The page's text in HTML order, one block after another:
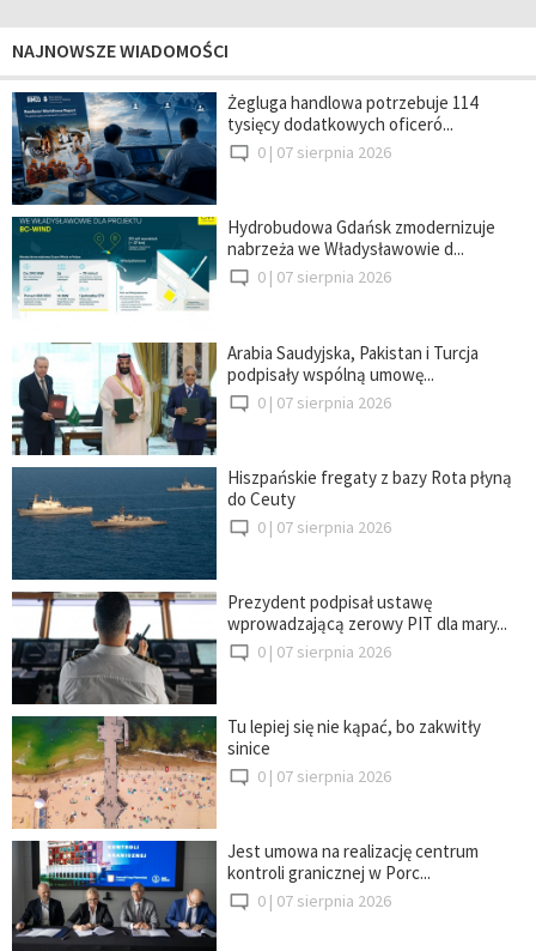
NAJNOWSZE WIADOMOŚCI
Żegluga handlowa potrzebuje 114
tysięcy dodatkowych oficeró...
0 | 07 sierpnia 2026
Hydrobudowa Gdańsk zmodernizuje
nabrzeża we Władysławowie d...
0 | 07 sierpnia 2026
Arabia Saudyjska, Pakistan i Turcja
podpisały wspólną umowę...
0 | 07 sierpnia 2026
Hiszpańskie fregaty z bazy Rota płyną
do Ceuty
0 | 07 sierpnia 2026
Prezydent podpisał ustawę
wprowadzającą zerowy PIT dla mary...
0 | 07 sierpnia 2026
Tu lepiej się nie kąpać, bo zakwitły
sinice
0 | 07 sierpnia 2026
Jest umowa na realizację centrum
kontroli granicznej w Porc...
0 | 07 sierpnia 2026